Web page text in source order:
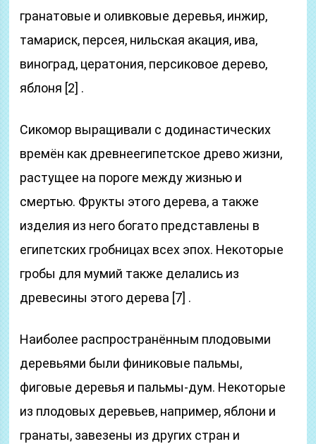
гранатовые и оливковые деревья, инжир,
тамариск, персея, нильская акация, ива,
виноград, цератония, персиковое дерево,
яблоня [2] .
Сикомор выращивали с додинастических
времён как древнеегипетское древо жизни,
растущее на пороге между жизнью и
смертью. Фрукты этого дерева, а также
изделия из него богато представлены в
египетских гробницах всех эпох. Некоторые
гробы для мумий также делались из
древесины этого дерева [7] .
Наиболее распространённым плодовыми
деревьями были финиковые пальмы,
фиговые деревья и пальмы-дум. Некоторые
из плодовых деревьев, например, яблони и
гранаты, завезены из других стран и